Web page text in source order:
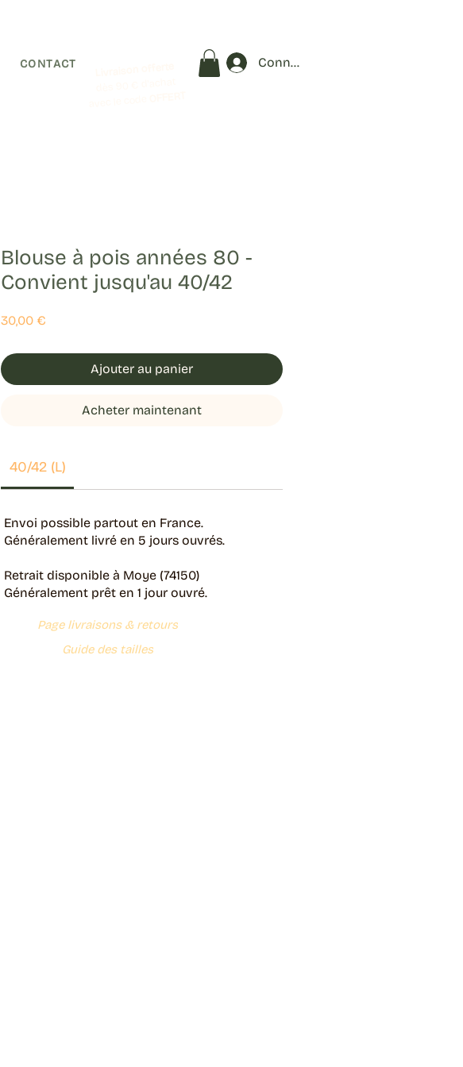
CONTACT Connexion
Blouse à pois années 80 -
Convient jusqu'au 40/42
30,00 €
Ajouter au panier
Acheter maintenant
40/42 (L)
Envoi possible partout en France.
Généralement livré en 5 jours ouvrés.
Retrait disponible à Moye (74150)
Généralement prêt en 1 jour ouvré.
Page livraisons & retours
Guide des tailles